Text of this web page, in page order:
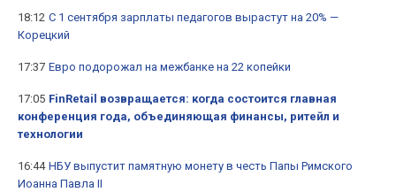
18:12 С 1 сентября зарплаты педагогов вырастут на 20% —
Корецкий
17:37 Евро подорожал на межбанке на 22 копейки
17:05 FinRetail возвращается: когда состоится главная
конференция года, объединяющая финансы, ритейл и
технологии
16:44 НБУ выпустит памятную монету в честь Папы Римского
Иоанна Павла II